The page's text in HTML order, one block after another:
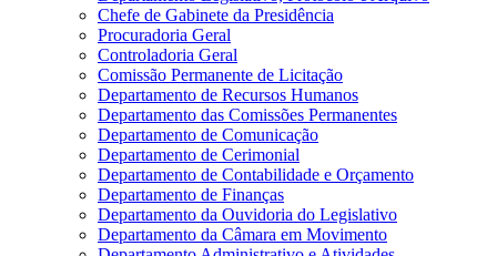
Chefe de Gabinete da Presidência
Procuradoria Geral
Controladoria Geral
Comissão Permanente de Licitação
Departamento de Recursos Humanos
Departamento das Comissões Permanentes
Departamento de Comunicação
Departamento de Cerimonial
Departamento de Contabilidade e Orçamento
Departamento de Finanças
Departamento da Ouvidoria do Legislativo
Departamento da Câmara em Movimento